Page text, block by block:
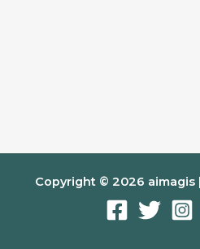
Copyright © 2026 aimagis